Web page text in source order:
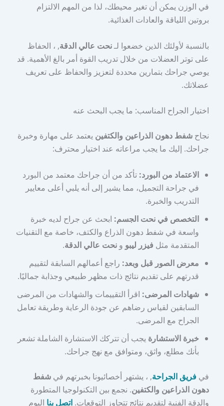
في الوزن يمكن أن تغير محيطك، لذا من المهم الالتزام
بروتين اللياقة والعادات الغذائية.
بالنسبة لأولئك الذين خضعوا لـنحت عالي الدقة, ، الحفاظ
على توتر العضلات من خلال تدريب القوة أمر بالغ الأهمية. قد
يوصي جراحك بتمارين محددة لتعزيز والحفاظ على تعريف
عضلاتك.
اختيار الجراح المناسب: ما يجب البحث عنه
نجاحشفط دهون الذراعين والكتفين يعتمد على مهارة وخبرة
جراحك. إليك ما يجب مراعاته عند اختيار محترف:
الاعتماد من البورد: تأكد من أن جراحك معتمد من البورد
في جراحة التجميل، مما يشير إلى أنه يلبي أعلى معايير
التدريب والخبرة.
التخصص في نحت الجسم: ابحث عن جراح لديه خبرة
واسعة في شفط دهون الذراع والكتف، خاصة مع التقنيات
المتقدمة مثل فيزر ليبو ونحت عالي الدقة.
معرض الصور قبل وبعد: راجع أعمالهم السابقة لتقييم
قدرتهم على تقديم نتائج ذات مظهر طبيعي وجذابة جماليًا.
شهادات المرضى: اقرأ التقييمات والشهادات من المرضى
السابقين لقياس رضاهم عن جودة الرعاية وطريقة تعامل
الجراح مع المرضى.
خبرة الاستشارة يجب أن تتركك الاستشارة الشاملة تشعر
بأنك مطلع، واثق، ومتوافق مع نهج جراحك.
فيفريق الجراحة, ، يشتهر أخصائيونا بخبرتهم فيشفط
دهون الذراعين والكتفين. نجمع بين التكنولوجيا المتطورة
والدقة الفنية لتقديم نتائج تتجاوز التوقعات.اتصل بنا اليوم